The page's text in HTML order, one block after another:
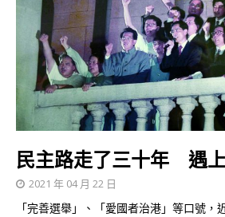
民主路走了三十年 遇
2021 年 04 月 22 日
「完善選舉」、「愛國者治港」等口號，